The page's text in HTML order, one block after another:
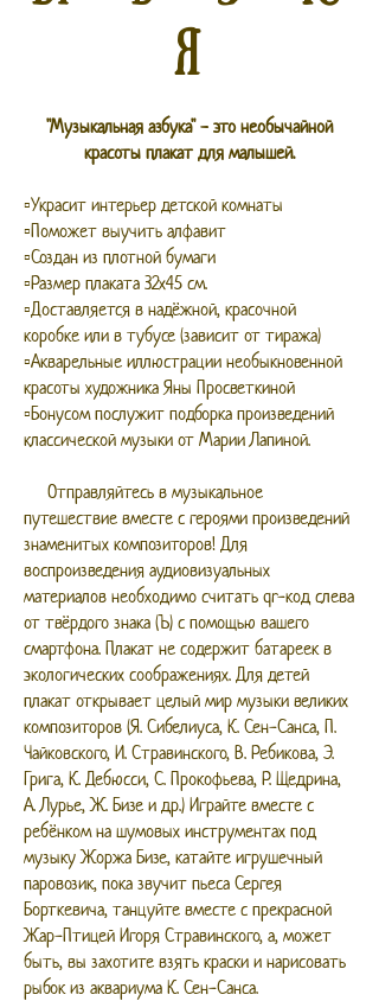
Я
"Музыкальная азбука" - это необычайной
красоты плакат для малышей.
▫️Украсит интерьер детской комнаты
▫️Поможет выучить алфавит
▫️Создан из плотной бумаги
▫️Размер плаката 32х45 см.
▫️Доставляется в надёжной, красочной
коробке или втубусе (зависит от тиража)
▫️Акварельные иллюстрации необыкновенной
красоты художника Яны Просветкиной
▫️Бонусом послужит подборка произведений
классической музыки от Марии Лапиной.
Отправляйтесь в музыкальное
путешествие вместе с героями произведений
знаменитых композиторов! Для
воспроизведения аудиовизуальных
материалов необходимо считать qr-код слева
от твёрдого знака (Ъ) с помощью вашего
смартфона. Плакат не содержит батареек в
экологических соображениях. Для детей
плакат открывает целый мир музыки великих
композиторов (Я. Сибелиуса, К. Сен-Санса, П.
Чайковского, И. Стравинского, В. Ребикова, Э.
Грига, К. Дебюсси, С. Прокофьева, Р. Щедрина,
А. Лурье, Ж. Бизе и др.) Играйте вместе с
ребёнком на шумовых инструментах под
музыку Жоржа Бизе, катайте игрушечный
паровозик, пока звучит пьеса Сергея
Борткевича, танцуйте вместе с прекрасной
Жар-Птицей Игоря Стравинского, а, может
быть, вы захотите взять краски и нарисовать
рыбок из аквариума К. Сен-Санса.